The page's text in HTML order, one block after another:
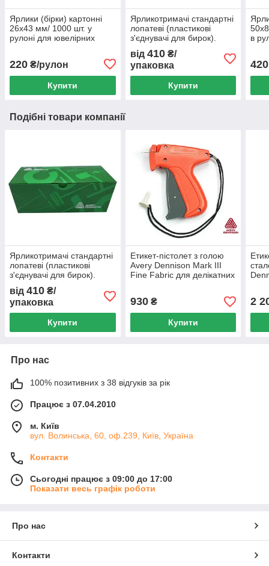
Ярлики (бірки) картонні
26х43 мм/ 1000 шт. у
рулоні для ювелірних
220 ₴/рулон
Купити
Ярликотримачі стандартні
лопатеві (пластикові
з'єднувачі для бирок).
шт.
від 410₴/
упаковка
Купити
в
420
Подібні товари компанії
Ярликотримачі стандартні
лопатеві (пластикові
з'єднувачі для бирок).
Довжина нитки 25 мм/5,
шт.
від 410 ₴/
упаковка
Купити
Етикет-пістолет з голою
Avery Dennison Mark III
Fine Fabric для делікатних
930₴
Купити
2
Про нас
100% позитивних з 38 відгуків за рік
Працює з 07.04.2010
м. Київ
вул. Волинська, 60, оф.239, Київ, Україна
Контакти
Сьогодні працює з 09:00 до 17:00
Показати весь графік роботи
Про нас
Контакти